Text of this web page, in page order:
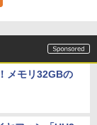
メモリ32GBの